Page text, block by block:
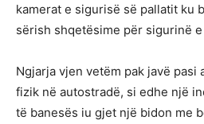
kamerat e sigurisë së pallatit ku
sërish shqetësime për sigurinë
Ngjarja vjen vetëm pak javë pasi
fizik në autostradë, si edhe një
të banesës iu gjet një bidon me